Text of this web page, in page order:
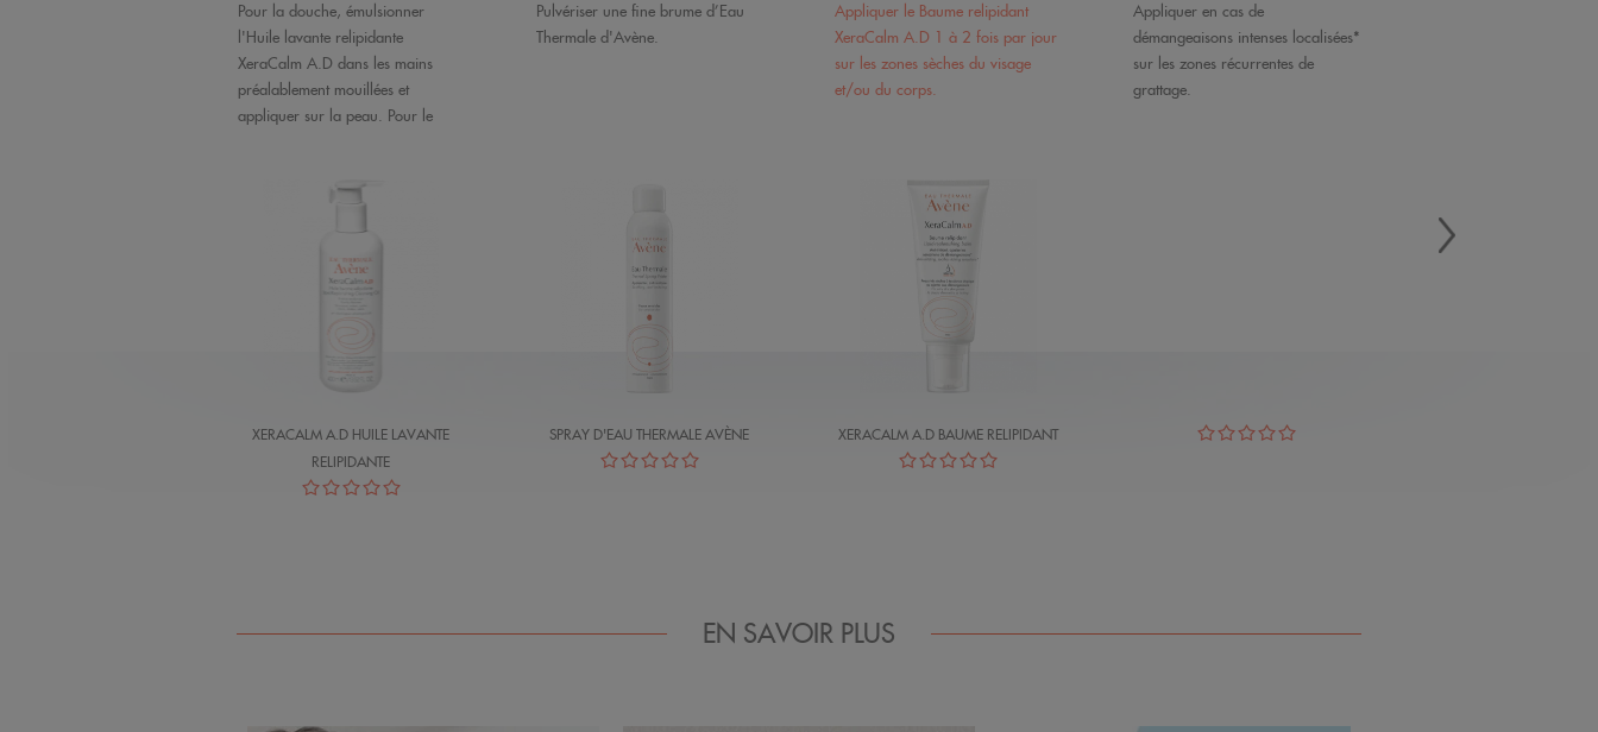
Pour la douche, émulsionner
l'Huile lavante relipidante
XeraCalm A.D dans les mains
préalablement mouillées et
appliquer sur la peau. Pour le
sécher sans frotter.
XERACALM A.D HUILE LAVANTE
RELIPIDANTE
Pulvériser une fine brume d’Eau
Thermale d'Avène.
SPRAY D'EAU THERMALE AVÈNE
Appliquer le Baume relipidant
XeraCalm A.D 1 à 2 fois par jour
sur les zones sèches du visage
et/ou du corps.
XERACALM A.D BAUME RELIPIDANT
DE
DEMANGEAISONS
INTENSES
Appliquer en cas de
démangeaisons intenses localisées*
sur les zones récurrentes de
grattage.
EN SAVOIR PLUS